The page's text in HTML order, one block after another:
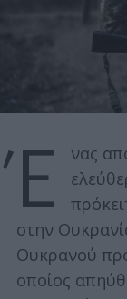
Έ
νας
στην
Ουκρανού
οποίος